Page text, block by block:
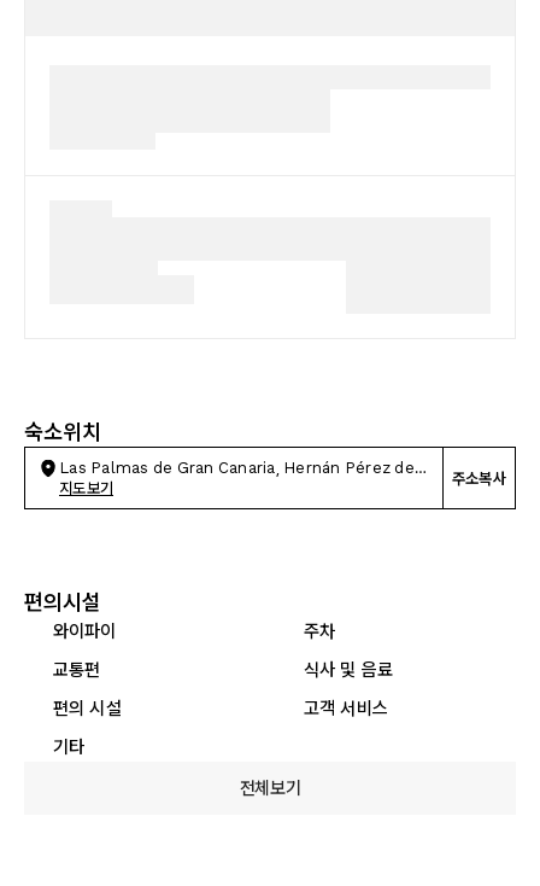
숙소위치
Las Palmas de Gran Canaria, Hernán Pérez de
Grado, 24
지도보기
주소복사
편의시설
와이파이
주차
교통편
식사 및 음료
편의 시설
고객 서비스
기타
전체보기